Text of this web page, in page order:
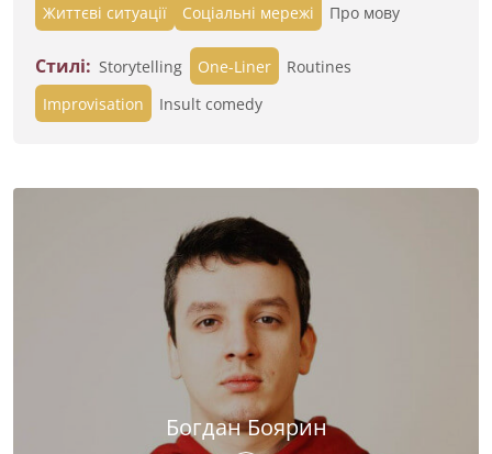
Життєві ситуації
Cоціальні мережі Про мову
Стилі: Storytelling One-Liner
Routines
Improvisation
Insult comedy
Богдан Боярин